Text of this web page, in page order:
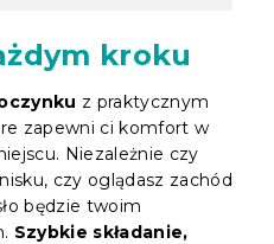
kroku
z praktycznym
zapewni ci komfort w
Niezależnie czy
czy oglądasz zachód
będzie twoim
Szybkie składanie,